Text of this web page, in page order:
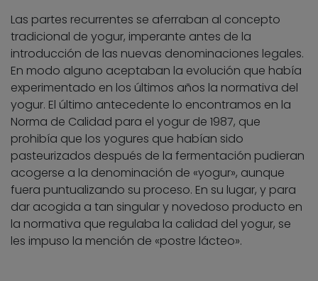
Las partes recurrentes se aferraban al concepto
tradicional de yogur, imperante antes de la
introducción de las nuevas denominaciones legales.
En modo alguno aceptaban la evolución que había
experimentado en los últimos años la normativa del
yogur. El último antecedente lo encontramos en la
Norma de Calidad para el yogur de 1987, que
prohibía que los yogures que habían sido
pasteurizados después de la fermentación pudieran
acogerse a la denominación de «yogur», aunque
fuera puntualizando su proceso. En su lugar, y para
dar acogida a tan singular y novedoso producto en
la normativa que regulaba la calidad del yogur, se
les impuso la mención de «postre lácteo».